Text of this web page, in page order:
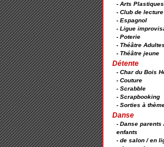
- Arts Plastiques
- Club de lecture
- Espagnol
- Ligue
- Poterie
- Théâtre Adultes
- Théâtre jeune
Détente
- Char du Bois
- Couture
- Scrabble
- Scrapbooking
- Sorties à
Danse
- Danse parents
enfants
- de salon / en